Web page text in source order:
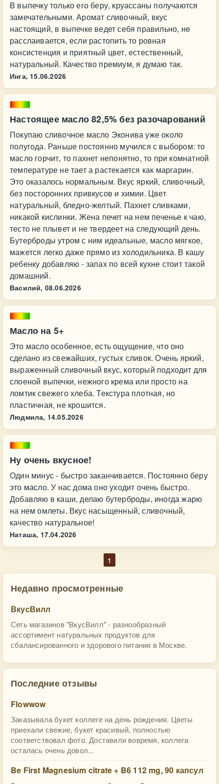
В выпечку только его беру, круассаны получаются
замечательными. Аромат сливочный, вкус
настоящий, в выпечке ведет себя правильно, не
расслаивается, если растопить то ровная
консистенция и приятный цвет, естественный,
натуральный. Качество премиум, я думаю так.
Инга, 15.06.2026
Настоящее масло 82,5% без разочарований
Покупаю сливочное масло Эконива уже около
полугода. Раньше постоянно мучился с выбором: то
масло горчит, то пахнет непонятно, то при комнатной
температуре не тает а растекается как маргарин.
Это оказалось нормальным. Вкус яркий, сливочный,
без посторонних привкусов и химии. Цвет
натуральный, бледно-желтый. Пахнет сливками,
никакой кислинки. Жена печет на нем печенье к чаю,
тесто не плывет и не твердеет на следующий день.
Бутерброды утром с ним идеальные, масло мягкое,
мажется легко даже прямо из холодильника. В кашу
ребенку добавляю - запах по всей кухне стоит такой
домашний.
Василий, 08.06.2026
Масло на 5+
Это масло особенное, есть ощущение, что оно
сделано из свежайших, густых сливок. Очень яркий,
выраженный сливочный вкус, который подходит для
слоеной выпечки, нежного крема или просто на
ломтик свежего хлеба. Текстура плотная, но
пластичная, не крошится.
Людмила, 14.05.2026
Ну очень вкусное!
Один минус - быстро заканчивается. Постоянно беру
это масло. У нас дома оно уходит очень быстро.
Добавляю в каши, делаю бутерброды, иногда жарю
на нем омлеты. Вкус насыщенный, сливочный,
качество натуральное!
Наташа, 17.04.2026
1
Недавно просмотренные
ВкусВилл
Сеть магазинов "ВкусВилл" - разнообразный
ассортимент натуральных продуктов для
сбалансированного и здорового питания в Москве.
Последние отзывы
Flowwow
Заказывала букет коллеге на день рождения. Цветы
приехали свежие, букет красивый, полностью
соответствовал фото. Доставили вовремя, коллега
осталась очень довол...
Be First Magnesium citrate + B6 112 mg, 90 капсул